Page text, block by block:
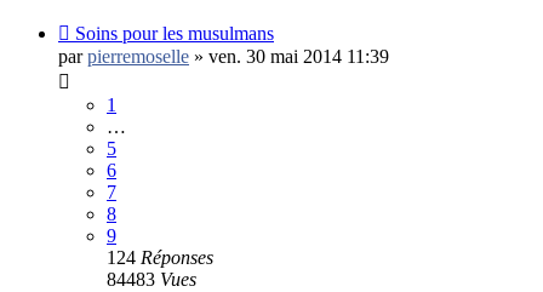
Soins pour les musulmans
parpierremoselle » ven. 30 mai 2014 11:39
1
…
5
6
7
8
9
124 Réponses
84483 Vues